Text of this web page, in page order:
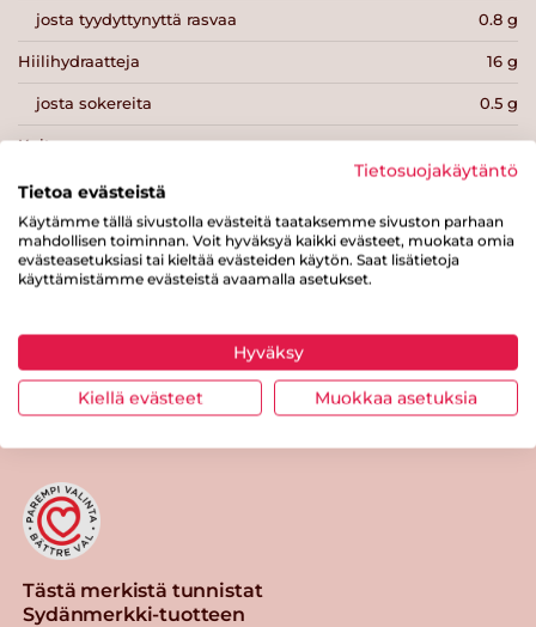
josta tyydyttynyttä rasvaa 0.8 g
Hiilihydraatteja 16 g
josta sokereita 0.5 g
Kuitua g
Proteiinia
Suolaa 0.7 g
Tulosta sivu Jaa tuote
Tästä merkistä tunnistat
Sydänmerkki-tuotteen
Tietosuojakäytäntö
Tietoa evästeistä
Käytämme tällä sivustolla evästeitä taataksemme sivuston parhaan
mahdollisen toiminnan. Voit hyväksyä kaikki evästeet, muokata omia
evästeasetuksiasi tai kieltää evästeiden käytön. Saat lisätietoja
käyttämistämme evästeistä avaamalla asetukset.
Hyväksy
Kiellä evästeet Muokkaa asetuksia